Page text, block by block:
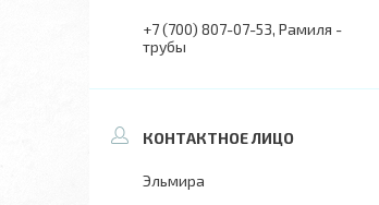
+7 (700) 807-07-53 Рамиля -
трубы
Эльмира